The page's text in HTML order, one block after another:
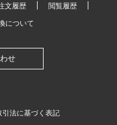
文履歴 閲覧履歴
について
せ
引法に基づく表記